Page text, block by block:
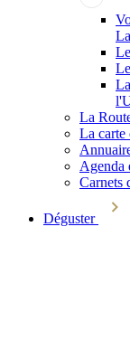
La
La carte
Agenda
Carnets
Déguster